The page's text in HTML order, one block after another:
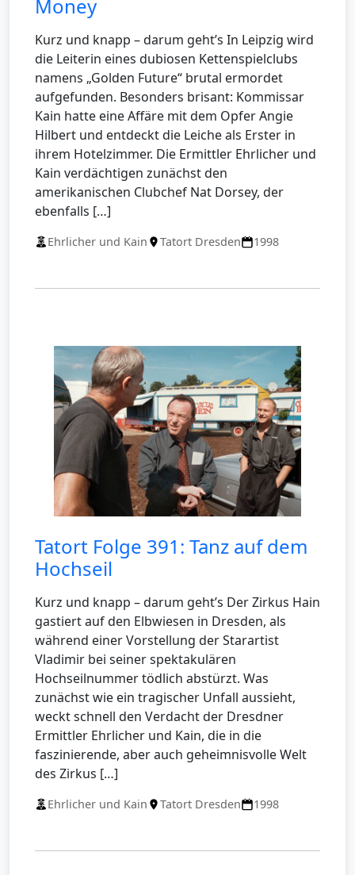
Money
Kurz und knapp – darum geht’s In Leipzig wird
die Leiterin eines dubiosen Kettenspielclubs
namens „Golden Future“ brutal ermordet
aufgefunden. Besonders brisant: Kommissar
Kain hatte eine Affäre mit dem Opfer Angie
Hilbert und entdeckt die Leiche als Erster in
ihrem Hotelzimmer. Die Ermittler Ehrlicher und
Kain verdächtigen zunächst den
amerikanischen Clubchef Nat Dorsey, der
ebenfalls […]
Ehrlicher und Kain Tatort Dresden 1998
Tatort Folge 391: Tanz auf dem
Hochseil
Kurz und knapp – darum geht’s Der Zirkus Hain
gastiert auf den Elbwiesen in Dresden, als
während einer Vorstellung der Starartist
Vladimir bei seiner spektakulären
Hochseilnummer tödlich abstürzt. Was
zunächst wie ein tragischer Unfall aussieht,
weckt schnell den Verdacht der Dresdner
Ermittler Ehrlicher und Kain, die in die
faszinierende, aber auch geheimnisvolle Welt
des Zirkus […]
Ehrlicher und Kain Tatort Dresden 1998